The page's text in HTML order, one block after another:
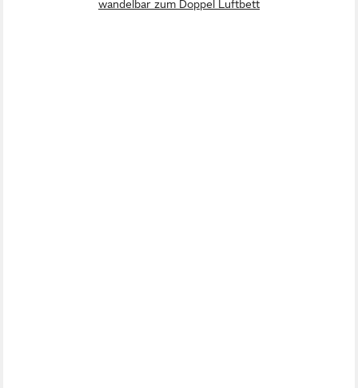
wandelbar zum Doppel Luftbett